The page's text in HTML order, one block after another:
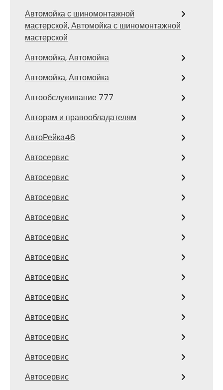
Автомойка с шиномонтажной
мастерской, Автомойка с шиномонтажной
мастерской
Автомойка, Автомойка
Автомойка, Автомойка
Автообслуживание 777
Авторам и правообладателям
АвтоРейка46
Автосервис
Автосервис
Автосервис
Автосервис
Автосервис
Автосервис
Автосервис
Автосервис
Автосервис
Автосервис
Автосервис
Автосервис